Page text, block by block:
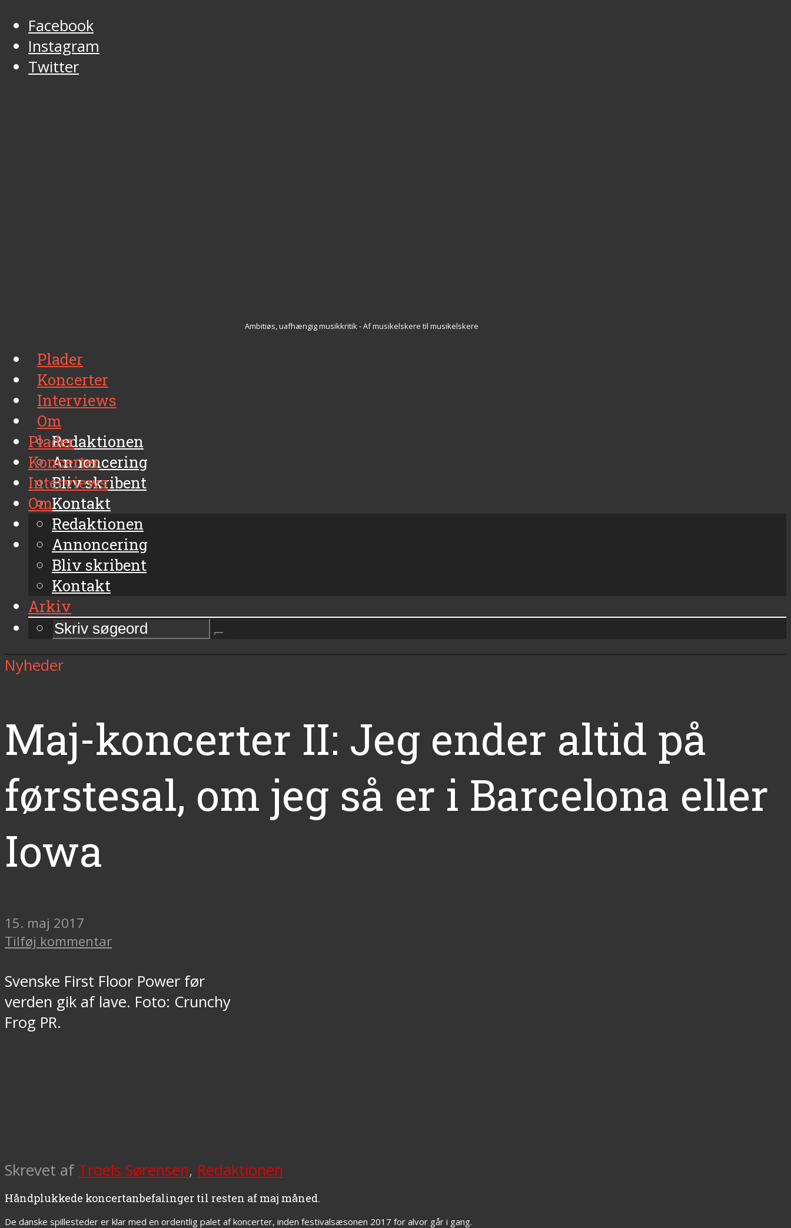
Facebook
Instagram
Twitter
Ambitiøs, uafhængig musikkritik - Af musikelskere til musikelskere
Plader
Koncerter
Interviews
Om
Redaktionen
Annoncering
Bliv skribent
Kontakt
Arkiv
Plader
Koncerter
Interviews
Om
Redaktionen
Annoncering
Bliv skribent
Kontakt
Arkiv
Nyheder
Maj-koncerter II: Jeg ender altid på
førstesal, om jeg så er i Barcelona eller
Iowa
15. maj 2017
Tilføj kommentar
Svenske First Floor Power før
verden gik af lave. Foto: Crunchy
Frog PR.
Skrevet af Troels Sørensen, Redaktionen
Håndplukkede koncertanbefalinger til resten af maj måned.
De danske spillesteder er klar med en ordentlig palet af koncerter, inden festivalsæsonen 2017 for alvor går i gang.